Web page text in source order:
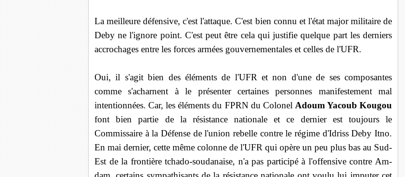
La meilleure défensive, c'est l'attaque. C'est bien connu et l'état major militaire de
Deby ne l'ignore point. C'est peut être cela qui justifie quelque part les derniers
accrochages entre les forces armées gouvernementales et celles de l'UFR.
Oui, il s'agit bien des éléments de l'UFR et non d'une de ses composantes
comme s'acharnent à le présenter certaines personnes manifestement mal
intentionnées. Car, les éléments du FPRN du Colonel Adoum Yacoub Kougou
font bien partie de la résistance nationale et ce dernier est toujours le
Commissaire à la Défense de l'union rebelle contre le régime d'Idriss Deby Itno.
En mai dernier, cette même colonne de l'UFR qui opère un peu plus bas au Sud-
Est de la frontière tchado-soudanaise, n'a pas participé à l'offensive contre Am-